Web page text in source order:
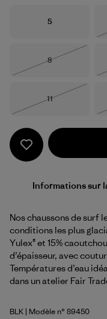
Taille
5
Taille
8
Taille
11
Informations sur
Nos chaussons de surf
conditions les plus
Yulex® et 15%
d’épaisseur, avec
Températures d’eau
dans un atelier Fair
Black
BLK | Modèle n° 89450